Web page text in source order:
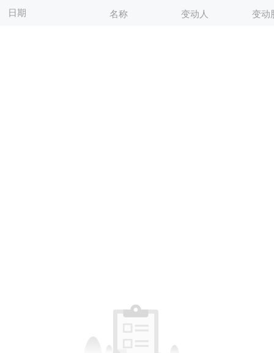
日期 名称 变动人 变动